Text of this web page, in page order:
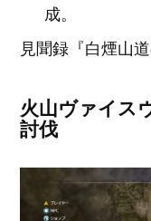
成。
見聞録『白煙山
火山ヴァイス
討伐